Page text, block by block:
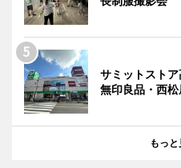
サミットスト
無印良品・西
もっと